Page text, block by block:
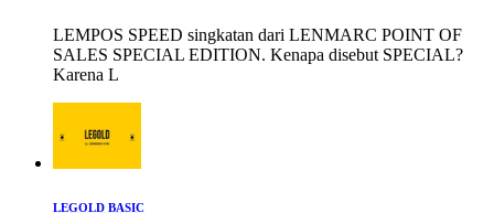
LEMPOS SPEED singkatan dari LENMARC POINT OF
SALES SPECIAL EDITION. Kenapa disebut SPECIAL?
Karena L
LEGOLD BASIC